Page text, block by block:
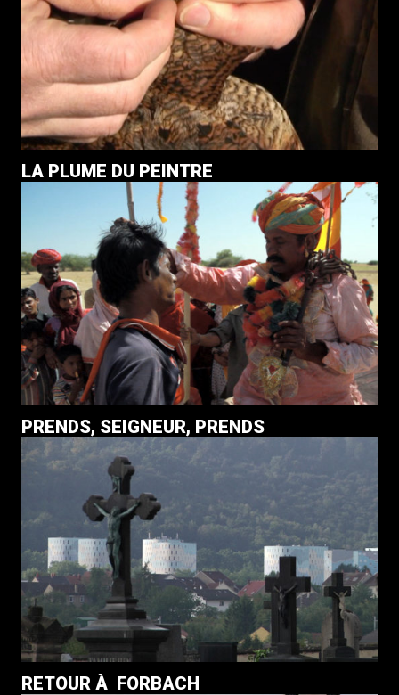
LA PLUME DU PEINTRE
PRENDS, SEIGNEUR, PRENDS
RETOUR À FORBACH